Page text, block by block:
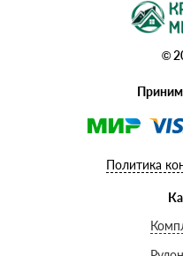
©
Политика